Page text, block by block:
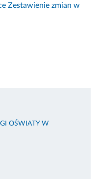
Zestawienie zmian w
OŚWIATY W